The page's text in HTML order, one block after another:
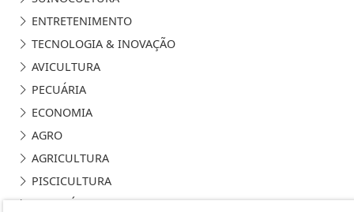
ENTRETENIMENTO
TECNOLOGIA & INOVAÇÃO
AVICULTURA
PECUÁRIA
ECONOMIA
AGRO
AGRICULTURA
PISCICULTURA
CONTEÚDO PATROCINADO